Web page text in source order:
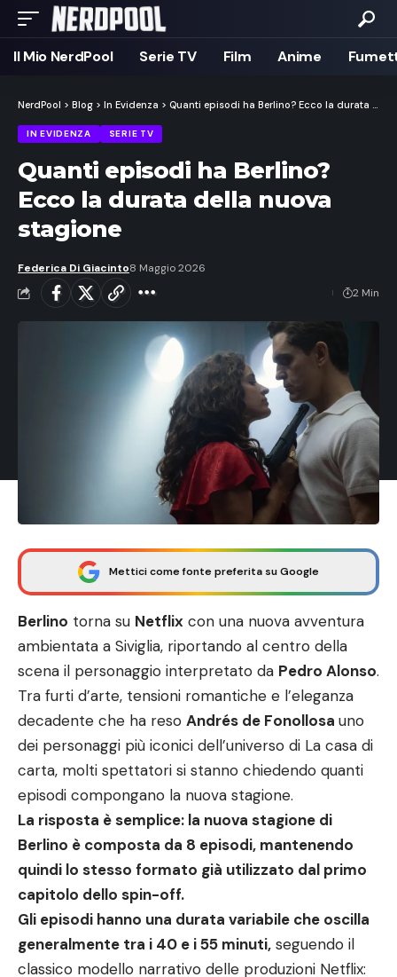
Il Mio NerdPool Serie TV Film Anime
NerdPool > Blog > In Evidenza > Quanti episodi ha Berlino? Ecco la durata della nuova stagione
IN EVIDENZA SERIE TV
Quanti episodi ha Berlino?
Ecco la durata della nuova
stagione
Federica Di Giacinto8 Maggio 2026
2 Min
Mettici come fonte preferita su Google
Berlino torna su Netflix⁠ con una nuova avventura
ambientata a Siviglia, riportando al centro della
scena il personaggio interpretato da Pedro Alonso.
Tra furti d’arte, tensioni romantiche e l’eleganza
decadente che ha reso Andrés de Fonollosa uno
dei personaggi più iconici dell’universo di La casa di
carta, molti spettatori si stanno chiedendo quanti
episodi compongano la nuova stagione.
La risposta è semplice: la nuova stagione di
Berlino è composta da 8 episodi, mantenendo
quindi lo stesso formato già utilizzato dal primo
capitolo dello spin-off.
Gli episodi hanno una durata variabile che oscilla
generalmente tra i 40 e i 55 minuti, seguendo il
classico modello narrativo delle produzioni Netflix: